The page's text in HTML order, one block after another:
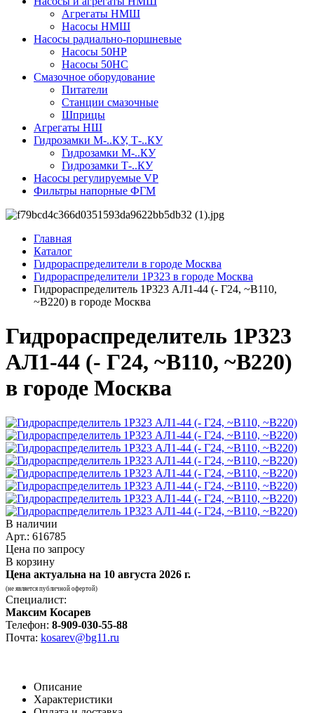
Агрегаты НМШ
Насосы НМШ
Насосы радиально-поршневые
Насосы 50НР
Насосы 50НС
Смазочное оборудование
Питатели
Станции смазочные
Шприцы
Агрегаты НШ
Гидрозамки М-..КУ, Т-..КУ
Гидрозамки М-..КУ
Гидрозамки Т-..КУ
Насосы регулируемые VP
Фильтры напорные ФГМ
Главная
Каталог
Гидрораспределители в городе Москва
Гидрораспределители 1Р323 в городе Москва
Гидрораспределитель 1Р323 АЛ1-44 (- Г24, ~В110,
~В220) в городе Москва
Гидрораспределитель 1Р323
АЛ1-44 (- Г24, ~В110, ~В220)
в городе Москва
В наличии
Арт.: 616785
Цена по запросу
В корзину
Цена актуальна на 10 августа 2026 г.
(не является публичной офертой)
Специалист:
Максим Косарев
Телефон: 8-909-030-55-88
Почта: kosarev@bg11.ru
Описание
Характеристики